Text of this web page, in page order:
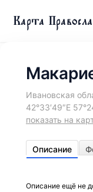
Карта
Ивановская
42°33′49″E
показать на
Описание
Описание ещё не